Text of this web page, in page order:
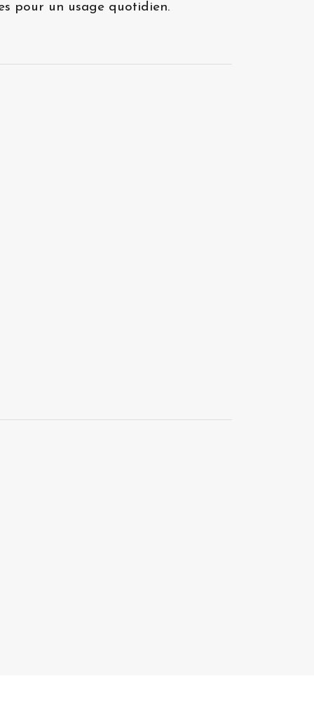
pour un usage quotidien.